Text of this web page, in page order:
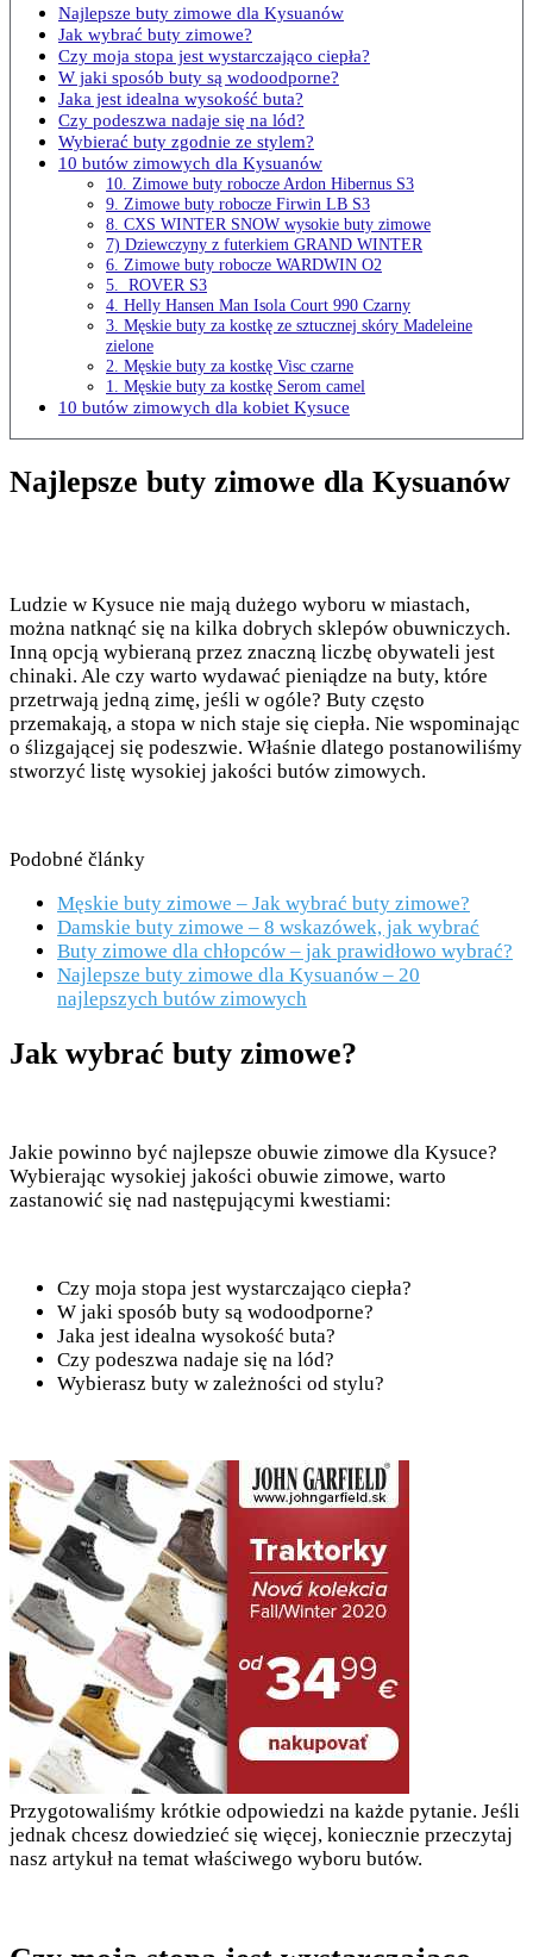
Najlepsze buty zimowe dla Kysuanów
Jak wybrać buty zimowe?
Czy moja stopa jest wystarczająco ciepła?
W jaki sposób buty są wodoodporne?
Jaka jest idealna wysokość buta?
Czy podeszwa nadaje się na lód?
Wybierać buty zgodnie ze stylem?
10 butów zimowych dla Kysuanów
10. Zimowe buty robocze Ardon Hibernus S3
9. Zimowe buty robocze Firwin LB S3
8. CXS WINTER SNOW wysokie buty zimowe
7) Dziewczyny z futerkiem GRAND WINTER
6. Zimowe buty robocze WARDWIN O2
5. ROVER S3
4. Helly Hansen Man Isola Court 990 Czarny
3. Męskie buty za kostkę ze sztucznej skóry Madeleine
zielone
2. Męskie buty za kostkę Visc czarne
1. Męskie buty za kostkę Serom camel
10 butów zimowych dla kobiet Kysuce
Najlepsze buty zimowe dla Kysuanów
Ludzie w Kysuce nie mają dużego wyboru w miastach,
można natknąć się na kilka dobrych sklepów obuwniczych.
Inną opcją wybieraną przez znaczną liczbę obywateli jest
chinaki. Ale czy warto wydawać pieniądze na buty, które
przetrwają jedną zimę, jeśli w ogóle? Buty często
przemakają, a stopa w nich staje się ciepła. Nie wspominając
o ślizgającej się podeszwie. Właśnie dlatego postanowiliśmy
stworzyć listę wysokiej jakości butów zimowych.
Podobné články
Męskie buty zimowe – Jak wybrać buty zimowe?
Damskie buty zimowe – 8 wskazówek, jak wybrać
Buty zimowe dla chłopców – jak prawidłowo wybrać?
Najlepsze buty zimowe dla Kysuanów – 20
najlepszych butów zimowych
Jak wybrać buty zimowe?
Jakie powinno być najlepsze obuwie zimowe dla Kysuce?
Wybierając wysokiej jakości obuwie zimowe, warto
zastanowić się nad następującymi kwestiami:
Czy moja stopa jest wystarczająco ciepła?
W jaki sposób buty są wodoodporne?
Jaka jest idealna wysokość buta?
Czy podeszwa nadaje się na lód?
Wybierasz buty w zależności od stylu?
Przygotowaliśmy krótkie odpowiedzi na każde pytanie. Jeśli
jednak chcesz dowiedzieć się więcej, koniecznie przeczytaj
nasz artykuł na temat właściwego wyboru butów.